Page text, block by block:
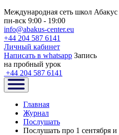
Международная сеть школ Абакус
пн-вск 9:00 - 19:00
info@abakus-center.eu
+44 204 587 6141
Личный кабинет
Написать в whatsapp Запись
на пробный урок
+44 204 587 6141
Главная
Журнал
Послушать
Послушать про 1 сентября и